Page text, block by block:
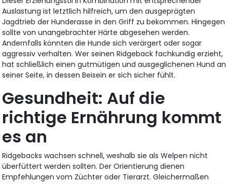
Auslastung ist letztlich hilfreich, um den ausgeprägten
Jagdtrieb der Hunderasse in den Griff zu bekommen. Hingegen
sollte von unangebrachter Härte abgesehen werden.
Andernfalls könnten die Hunde sich verärgert oder sogar
aggressiv verhalten. Wer seinen Ridgeback fachkundig erzieht,
hat schließlich einen gutmütigen und ausgeglichenen Hund an
seiner Seite, in dessen Beisein er sich sicher fühlt.
Gesundheit: Auf die
richtige Ernährung kommt
es an
Ridgebacks wachsen schnell, weshalb sie als Welpen nicht
überfüttert werden sollten. Der Orientierung dienen
Empfehlungen vom Züchter oder Tierarzt. Gleichermaßen